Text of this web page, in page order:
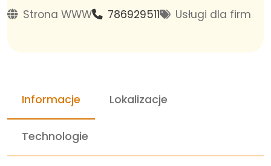
Strona WWW 786929511 Usługi dla firm
Informacje Lokalizacje
Technologie